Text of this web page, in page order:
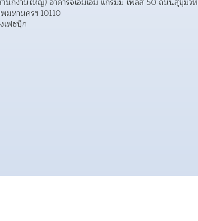
มหานครฯ 10110
เฟซบุ๊ก